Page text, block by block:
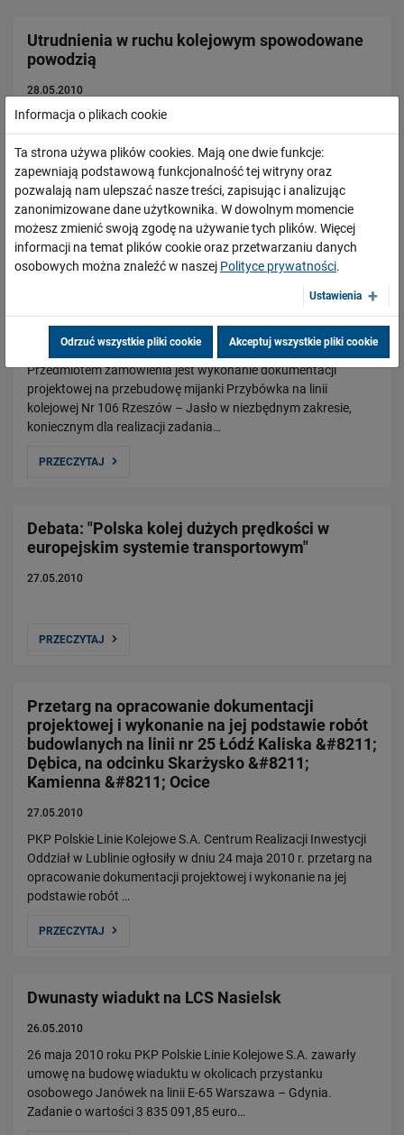
Utrudnienia w ruchu kolejowym spowodowane
powodzią
28.05.2010
Informujemy, że wg stanu na 28 maja godz. 13.00 przerwy w
ruchu pociągów spowodowane powodzią trwały na
następujących liniach kolejowych:
PRZECZYTAJ
Ogłoszenie przetargu na opracowanie
dokumentacji projektowej na przebudowę
mijanki Przybówka na linii Nr 106 Rzeszów
&#8211; Jasło
28.05.2010
Przedmiotem zamówienia jest wykonanie dokumentacji
projektowej na przebudowę mijanki Przybówka na linii
kolejowej Nr 106 Rzeszów – Jasło w niezbędnym zakresie,
koniecznym dla realizacji zadania…
PRZECZYTAJ
Debata: "Polska kolej dużych prędkości w
europejskim systemie transportowym"
27.05.2010
PRZECZYTAJ
Przetarg na opracowanie dokumentacji
projektowej i wykonanie na jej podstawie robót
budowlanych na linii nr 25 Łódź Kaliska &#8211;
Dębica, na odcinku Skarżysko &#8211;
Kamienna &#8211; Ocice
27.05.2010
PKP Polskie Linie Kolejowe S.A. Centrum Realizacji Inwestycji
Oddział w Lublinie ogłosiły w dniu 24 maja 2010 r. przetarg na
opracowanie dokumentacji projektowej i wykonanie na jej
podstawie robót …
PRZECZYTAJ
Dwunasty wiadukt na LCS Nasielsk
26.05.2010
26 maja 2010 roku PKP Polskie Linie Kolejowe S.A. zawarły
umowę na budowę wiaduktu w okolicach przystanku
osobowego Janówek na linii E-65 Warszawa – Gdynia.
Zadanie o wartości 3 835 091,85 euro…
Informacja o plikach cookie
Ta strona używa plików cookies. Mają one dwie funkcje:
zapewniają podstawową funkcjonalność tej witryny oraz
pozwalają nam ulepszać nasze treści, zapisując i analizując
zanonimizowane dane użytkownika. W dowolnym momencie
możesz zmienić swoją zgodę na używanie tych plików. Więcej
informacji na temat plików cookie oraz przetwarzaniu danych
osobowych można znaleźć w naszej Polityce prywatności.
Ustawienia
Odrzuć wszystkie pliki cookie Akceptuj wszystkie pliki cookie